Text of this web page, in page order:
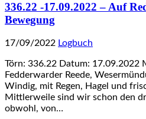
336.22 -17.09.2022 – Auf
Bewegung
17/09/2022 Logbuch
Törn: 336.22 Datum: 17.09.2022
Fedderwarder Reede,
Windig, mit Regen, Hagel und
Mittlerweile sind wir schon den
obwohl, von…